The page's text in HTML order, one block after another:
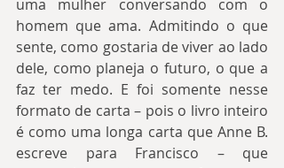
uma mulher conversando com o
homem que ama. Admitindo o que
sente, como gostaria de viver ao lado
dele, como planeja o futuro, o que a
faz ter medo. E foi somente nesse
formato de carta – pois o livro inteiro
é como uma longa carta que Anne B.
escreve para Francisco – que